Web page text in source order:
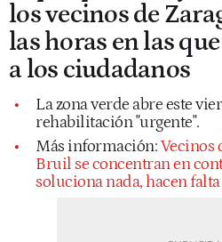
los vecinos de
las horas en las
a los ciudadanos
La zona verde abre este
rehabilitación "urgente".
Más información:Vecinos
Bruil se concentran en
soluciona nada, hacen